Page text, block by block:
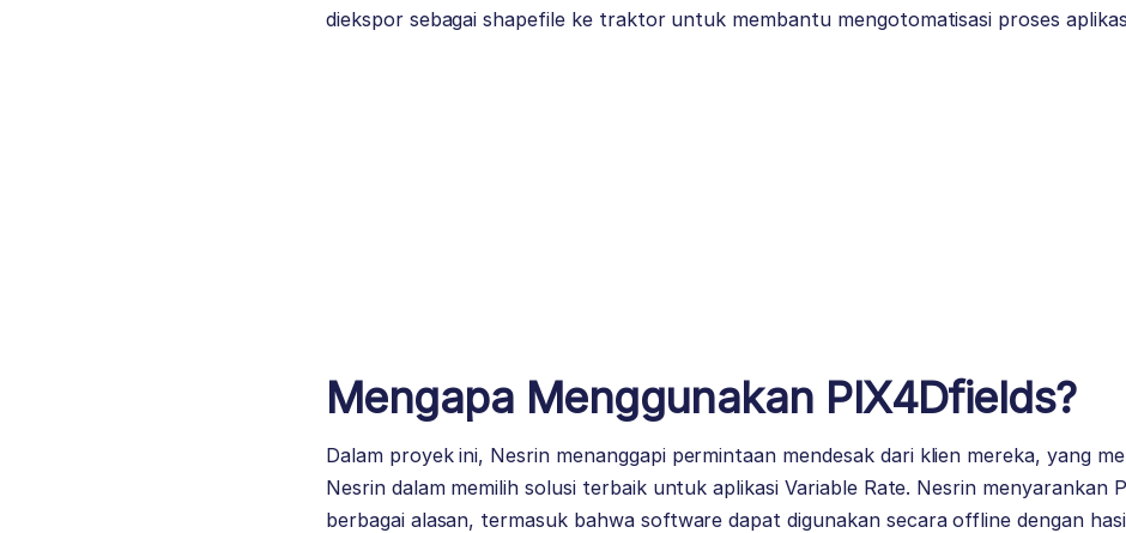
diekspor sebagai shapefile ke traktor untuk membantu mengotomatisasi proses
Mengapa Menggunakan PIX4Dfields?
Dalam proyek ini, Nesrin menanggapi permintaan mendesak dari klien mereka, yang
Nesrin dalam memilih solusi terbaik untuk aplikasi Variable Rate. Nesrin menyarankan
berbagai alasan, termasuk bahwa software dapat digunakan secara offline dengan